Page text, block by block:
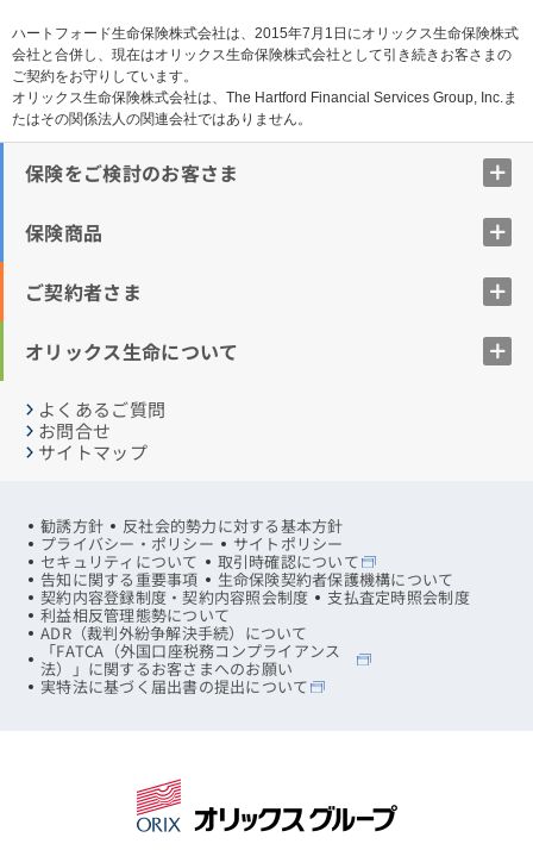
ハートフォード生命保険株式会社は、2015年7月1日にオリックス生命保険株式
会社と合併し、現在はオリックス生命保険株式会社として引き続きお客さまの
ご契約をお守りしています。
オリックス生命保険株式会社は、The Hartford Financial Services Group, Inc.ま
たはその関係法人の関連会社ではありません。
保険をご検討のお客さま
保険商品
ご契約者さま
オリックス生命について
よくあるご質問
お問合せ
サイトマップ
勧誘方針 反社会的勢力に対する基本方針
プライバシー・ポリシー サイトポリシー
セキュリティについて 取引時確認について
告知に関する重要事項 生命保険契約者保護機構について
契約内容登録制度・契約内容照会制度 支払査定時照会制度
利益相反管理態勢について
ADR（裁判外紛争解決手続）について
「FATCA（外国口座税務コンプライアンス
法）」に関するお客さまへのお願い
実特法に基づく届出書の提出について